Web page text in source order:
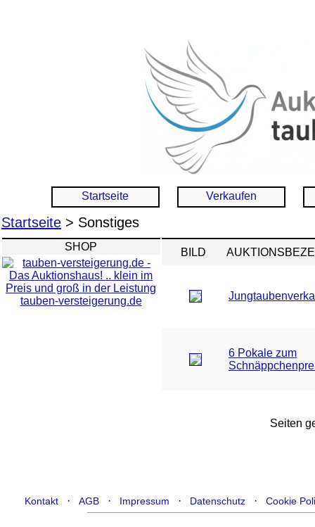
Startseite Verkaufen
Startseite > Sonstiges
SHOP
tauben-versteigerung.de
BILD
6 Pokale zum
Seiten
Kontakt · AGB · Impressum · Datenschutz · Cookie